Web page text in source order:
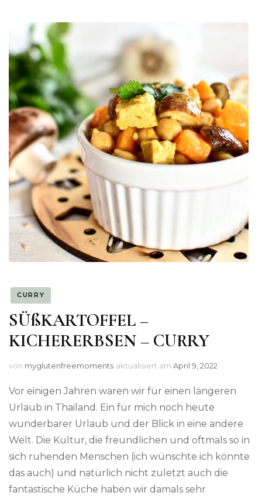
CURRY
SÜßKARTOFFEL –
KICHERERBSEN – CURRY
von myglutenfreemoments aktualisiert am April 9, 2022
Vor einigen Jahren waren wir für einen längeren
Urlaub in Thailand. Ein für mich noch heute
wunderbarer Urlaub und der Blick in eine andere
Welt. Die Kultur, die freundlichen und oftmals so in
sich ruhenden Menschen (ich wünschte ich könnte
das auch) und natürlich nicht zuletzt auch die
fantastische Küche haben wir damals sehr